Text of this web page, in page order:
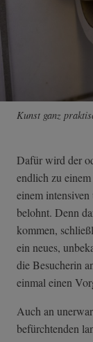
Kunst ganz
Dafür wird der
endlich zu
einem
belohnt. Denn
kommen,
ein neues,
die Besucherin
einmal einen
Auch an
befürchtenden